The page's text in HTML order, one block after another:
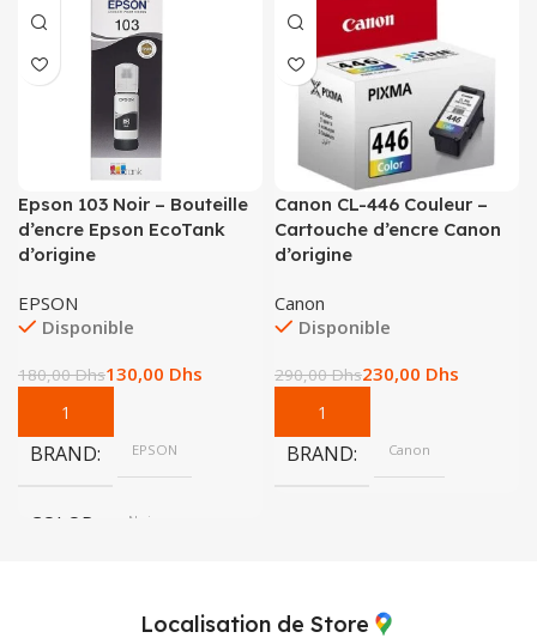
Epson 103 Noir – Bouteille
d’encre Epson EcoTank
d’origine
EPSON
Disponible
180,00Dhs130,00 Dhs
BRAND EPSON
COLOR Noir
Canon CL-446 Couleur –
Cartouche d’encre Canon
d’origine
Canon
Disponible
290,00Dhs230,00 Dhs
BRAND Canon
Localisation de Store